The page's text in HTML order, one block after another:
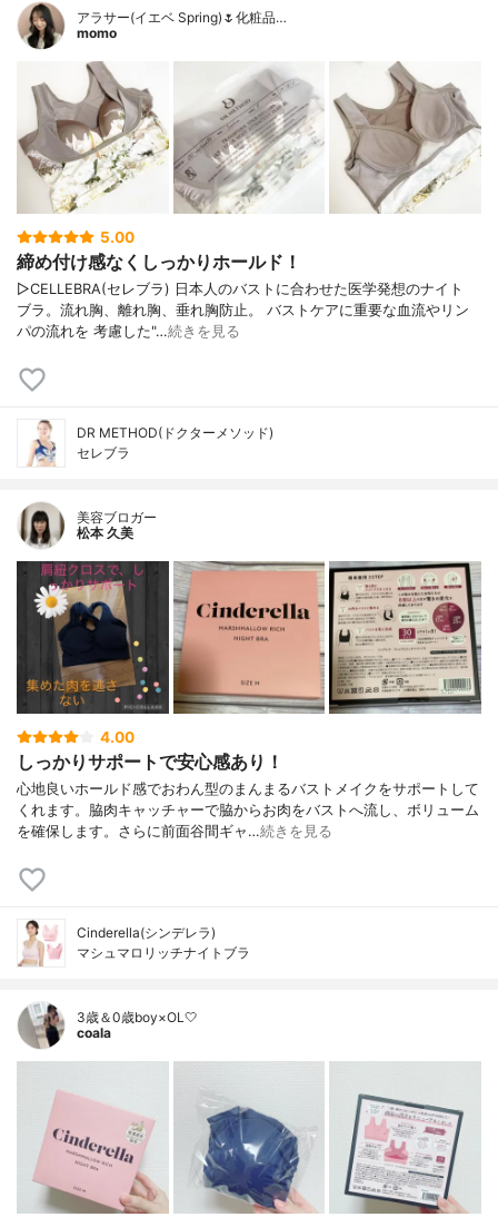
アラサー(イエベ Spring)🌷化粧品…
momo
5.00
締め付け感なくしっかりホールド！
▷CELLEBRA(セレブラ) 日本人のバストに合わせた医学発想のナイト
ブラ。流れ胸、離れ胸、垂れ胸防止。 バストケアに重要な血流やリン
パの流れを 考慮した"…続きを見る
DR METHOD(ドクターメソッド)
セレブラ
美容ブロガー
松本 久美
4.00
しっかりサポートで安心感あり！
心地良いホールド感でおわん型のまんまるバストメイクをサポートして
くれます。脇肉キャッチャーで脇からお肉をバストへ流し、ボリューム
を確保します。さらに前面谷間ギャ…続きを見る
Cinderella(シンデレラ)
マシュマロリッチナイトブラ
3歳＆0歳boy×OL🤍
coala